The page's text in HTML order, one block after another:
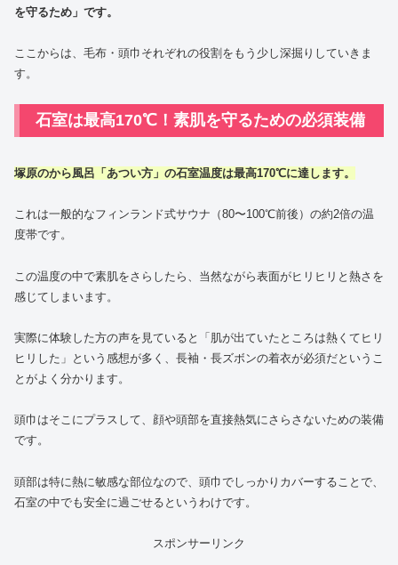
を守るため」です。
ここからは、毛布・頭巾それぞれの役割をもう少し深掘りしていきま
す。
石室は最高170℃！素肌を守るための必須装備
塚原のから風呂 「あつい方」の石室温度は最高170℃に達します。
これは一般的なフィンランド式サウナ（80〜100℃前後）の約2倍の温
度帯です。
この温度の中で素肌をさらしたら、当然ながら表面がヒリヒリと熱さを
感じてしまいます。
実際に体験した方の声を見ていると「肌が出ていたところは熱くてヒリ
ヒリした」という感想が多く、長袖・長ズボンの着衣が必須だというこ
とがよく分かります。
頭巾はそこにプラスして、顔や頭部を直接熱気にさらさないための装備
です。
頭部は特に熱に敏感な部位なので、頭巾でしっかりカバーすることで、
石室の中でも安全に過ごせるというわけです。
スポンサーリンク